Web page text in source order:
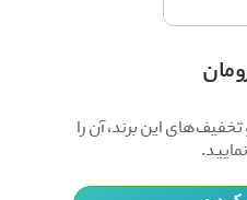
این برند، آن را